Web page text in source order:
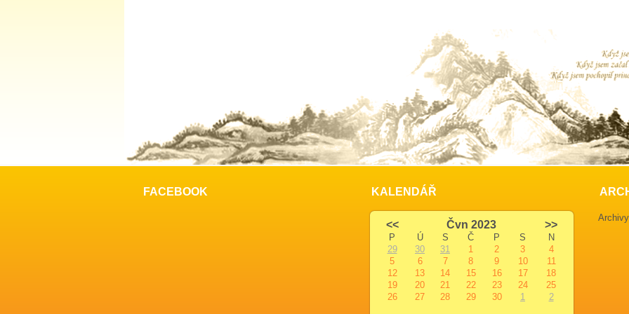
FACEBOOK KALENDÁŘ
<< Čvn 2023 >>
P Ú S Č P S
N
29
30 31 1 2 3
4
5
6 7 8 9 10
11
12
13 14 15 16 17
18
19
20 21 22 23 24
25
26
27 28 29 30 1 2
Archivy